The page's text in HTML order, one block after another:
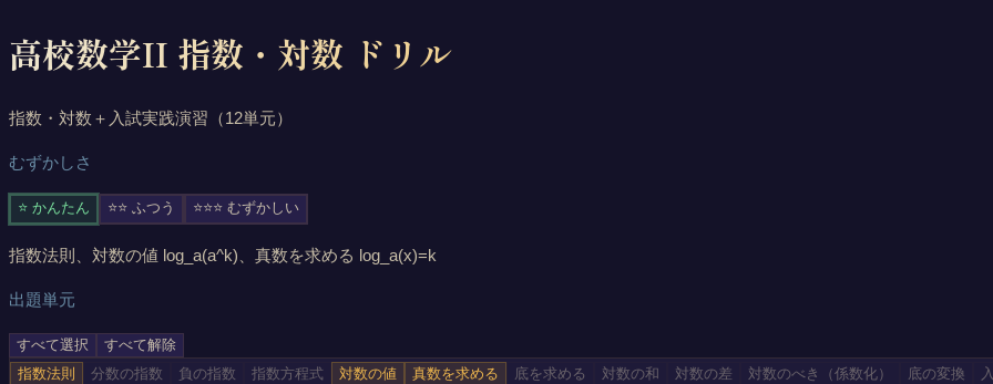
高校数学II 指数・対数 ドリル
指数・対数＋入試実践演習（12単元）
むずかしさ
⭐ かんたん ⭐⭐ ふつう ⭐⭐⭐ むずかしい
指数法則、対数の値 log_a(a^k)、真数を求める log_a(x)=k
出題単元
すべて選択
すべて解除
指数法則
分数の指数 負の指数 指数方程式 対数の値 真数を求める 底を求める 対数の和 対数の差 対数のべき （係数化） 底の変換